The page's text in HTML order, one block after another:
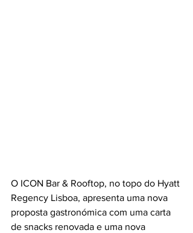
O ICON Bar & Rooftop, no topo do Hyatt
Regency Lisboa, apresenta uma nova
proposta gastronómica com uma carta
de snacks renovada e uma nova